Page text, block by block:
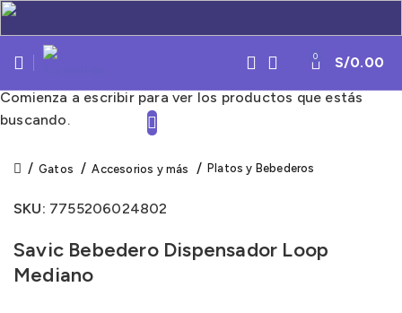
0 S/0.00
Click to enlarge
Gatos Accesorios y más Platos y Bebederos
SKU: 7755206024802
Savic Bebedero Dispensador Loop
Mediano
Comienza a escribir para ver los productos que estás
buscando.